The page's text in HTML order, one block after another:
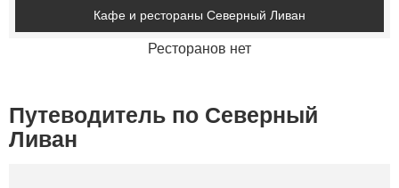
Кафе и рестораны Северный Ливан
Ресторанов нет
Путеводитель по Северный
Ливан